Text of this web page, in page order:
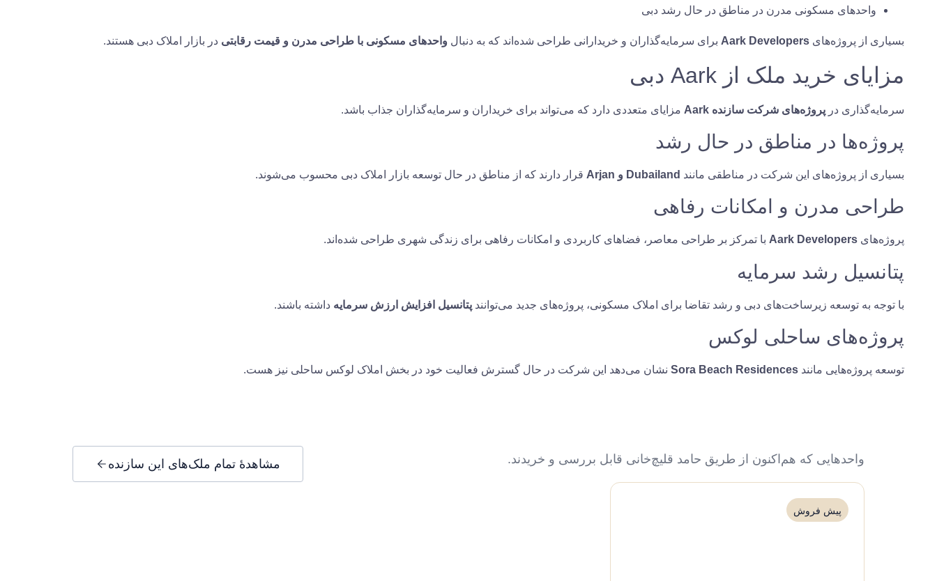
واحدهای مسکونی مدرن در مناطق در حال رشد دبی
بسیاری از پروژه‌های Aark Developers برای سرمایه‌گذاران و خریدارانی طراحی شده‌اند که به دنبال واحدهای مسکونی با طراحی مدرن و قیمت رقابتی در بازار املاک دبی هستند.
مزایای خرید ملک از Aark دبی
سرمایه‌گذاری در پروژه‌های شرکت سازنده Aark مزایای متعددی دارد که می‌تواند برای خریداران و سرمایه‌گذاران جذاب باشد.
پروژه‌ها در مناطق در حال رشد
بسیاری از پروژه‌های این شرکت در مناطقی مانند Dubailand و Arjan قرار دارند که از مناطق در حال توسعه بازار املاک دبی محسوب می‌شوند.
طراحی مدرن و امکانات رفاهی
پروژه‌های Aark Developers با تمرکز بر طراحی معاصر، فضاهای کاربردی و امکانات رفاهی برای زندگی شهری طراحی شده‌اند.
پتانسیل رشد سرمایه
با توجه به توسعه زیرساخت‌های دبی و رشد تقاضا برای املاک مسکونی، پروژه‌های جدید می‌توانند پتانسیل افزایش ارزش سرمایه داشته باشند.
پروژه‌های ساحلی لوکس
توسعه پروژه‌هایی مانند Sora Beach Residences نشان می‌دهد این شرکت در حال گسترش فعالیت خود در بخش املاک لوکس ساحلی نیز هست.
واحدهایی که هم‌اکنون از طریق حامد قلیچ‌خانی قابل بررسی و خریدند. مشاهدهٔ تمام ملک‌های این سازنده
پیش فروش